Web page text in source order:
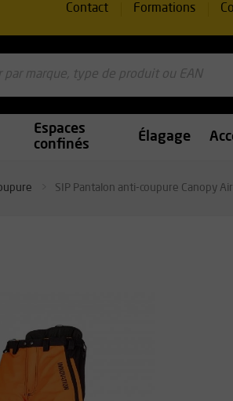
Contact Formations
Espaces
confinés
Élagage
SIP Pantalon anti-coupure Canopy Air